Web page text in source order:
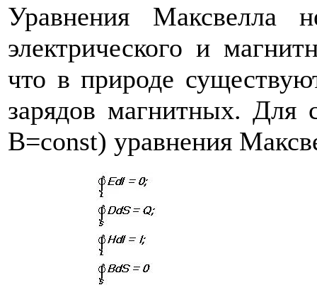
Уравнения Максвелла
электрического и
что в природе
зарядов магнитных. Для
B=const) уравнения